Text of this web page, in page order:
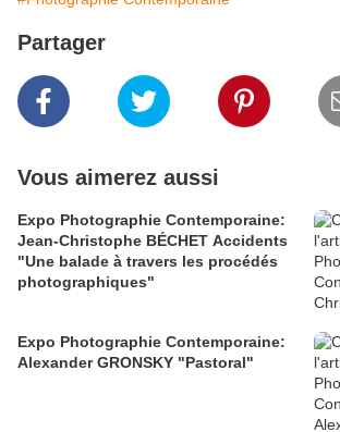
Partager
Vous aimerez aussi
Expo Photographie Contemporaine:
Jean-Christophe BÉCHET Accidents
"Une balade à travers les procédés
photographiques"
Expo Photographie Contemporaine:
Alexander GRONSKY "Pastoral"